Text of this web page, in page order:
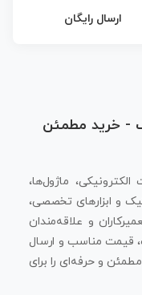
ارسال رایگان
- خرید مطمئن
ماژول‌ها،
و ابزارهای تخصصی،
و علاقه‌مندان
قیمت مناسب و ارسال
و حرفه‌ای را برای